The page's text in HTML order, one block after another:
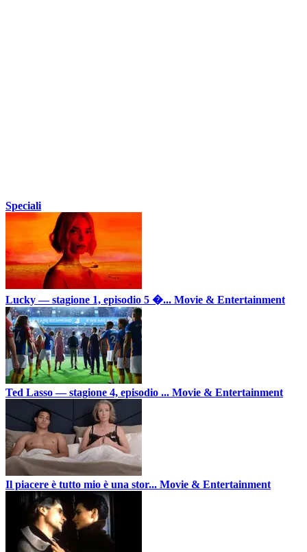
Speciali
Lucky — stagione 1, episodio 5 �... Movie & Entertainment
Ted Lasso — stagione 4, episodio ... Movie & Entertainment
Il piacere è tutto mio è una stor... Movie & Entertainment